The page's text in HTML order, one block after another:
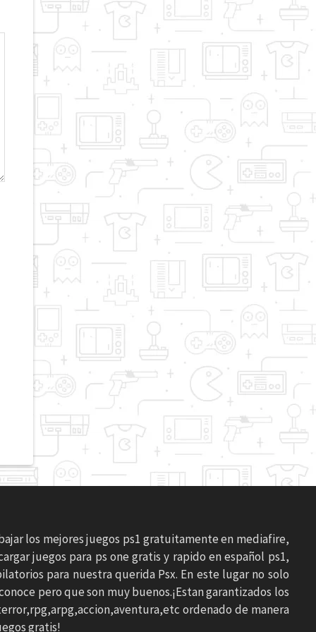
los mejores juegos ps1 gratuitamente en mediafire,
juegos para ps one gratis y rapido en español ps1,
para nuestra querida Psx. En este lugar no solo
pero que son muy buenos.¡Estan garantizados los
ordenado de manera
gratis!